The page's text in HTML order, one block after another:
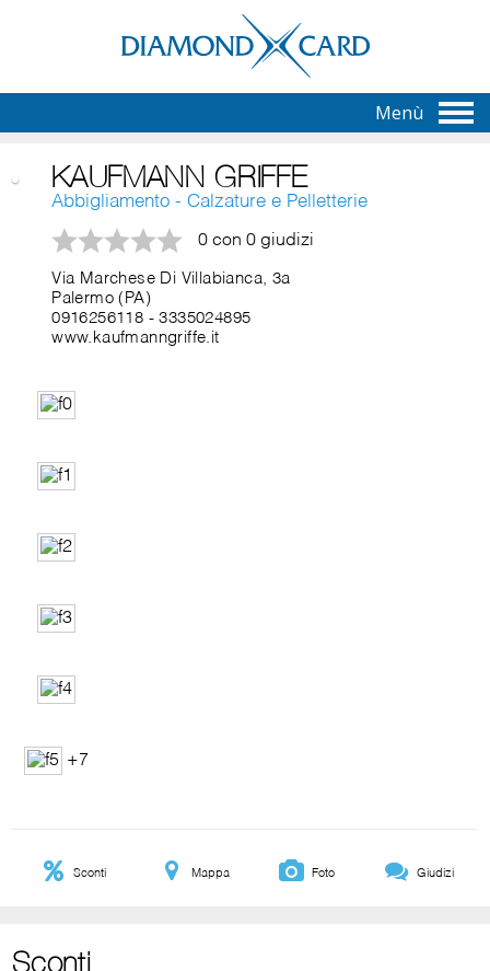
Menù
KAUFMANN GRIFFE
Abbigliamento - Calzature e Pelletterie
0 con 0 giudizi
Via Marchese Di Villabianca, 3a
Palermo (PA)
0916256118 -3335024895
www.kaufmanngriffe.it
+7
Sconti Mappa Foto Giudizi
Sconti